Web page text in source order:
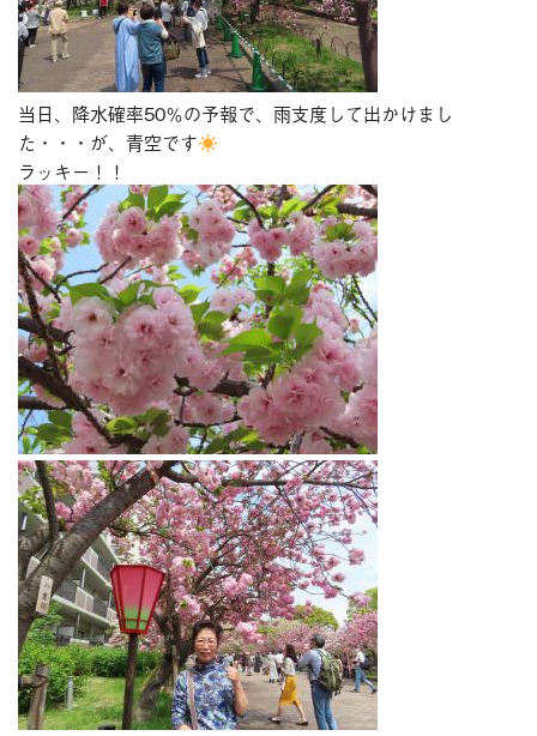
当日、降水確率50％の予報で、雨支度して出かけまし
た・・・が、青空です
ラッキー！！